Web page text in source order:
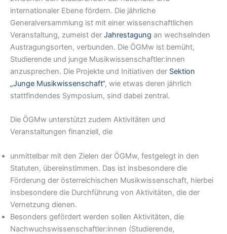
internationaler Ebene fördern. Die jährliche
Generalversammlung ist mit einer wissenschaftlichen
Veranstaltung, zumeist der Jahrestagung an wechselnden
Austragungsorten, verbunden. Die ÖGMw ist bemüht,
Studierende und junge Musikwissenschaftler:innen
anzusprechen. Die Projekte und Initiativen der Sektion
„Junge Musikwissenschaft“, wie etwas deren jährlich
stattfindendes Symposium, sind dabei zentral.
Die ÖGMw unterstützt zudem Aktivitäten und
Veranstaltungen finanziell, die
unmittelbar mit den Zielen der ÖGMw, festgelegt in den
Statuten, übereinstimmen. Das ist insbesondere die
Förderung der österreichischen Musikwissenschaft, hierbei
insbesondere die Durchführung von Aktivitäten, die der
Vernetzung dienen.
Besonders gefördert werden sollen Aktivitäten, die
Nachwuchswissenschaftler:innen (Studierende,